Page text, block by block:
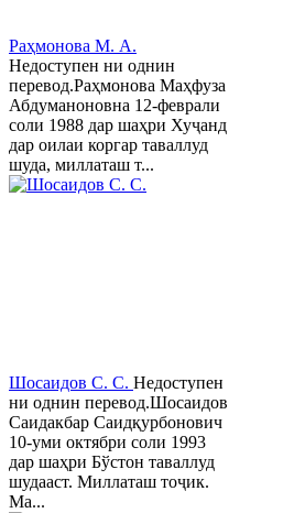
Раҳмонова М. А.
Недоступен ни однин
перевод.Раҳмонова Маҳфуза
Абдуманоновна 12-феврали
соли 1988 дар шаҳри Хуҷанд
дар оилаи коргар таваллуд
шуда, миллаташ т...
Шосаидов С. С. Недоступен
ни однин перевод.Шосаидов
Саидакбар Саидқурбонович
10-уми октябри соли 1993
дар шаҳри Бўстон таваллуд
шудааст. Миллаташ тоҷик.
Ма...